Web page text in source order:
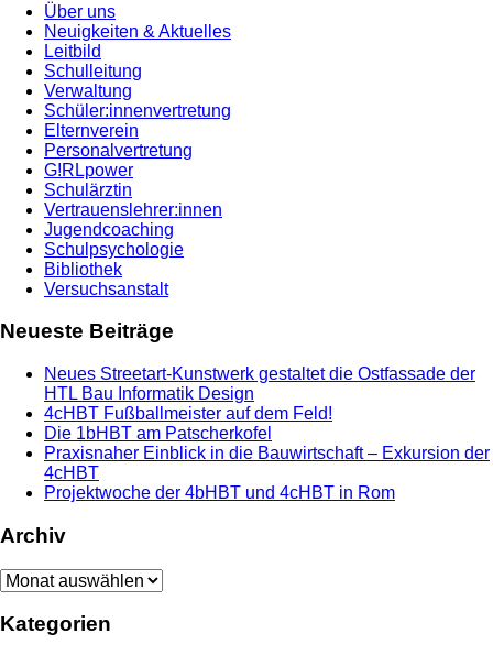
Über uns
Neuigkeiten & Aktuelles
Leitbild
Schulleitung
Verwaltung
Schüler:innenvertretung
Elternverein
Personalvertretung
G!RLpower
Schulärztin
Vertrauenslehrer:innen
Jugendcoaching
Schulpsychologie
Bibliothek
Versuchsanstalt
Neueste Beiträge
Neues Streetart-Kunstwerk gestaltet die Ostfassade der
HTL Bau Informatik Design
4cHBT Fußballmeister auf dem Feld!
Die 1bHBT am Patscherkofel
Praxisnaher Einblick in die Bauwirtschaft – Exkursion der
4cHBT
Projektwoche der 4bHBT und 4cHBT in Rom
Archiv
Archiv
Kategorien